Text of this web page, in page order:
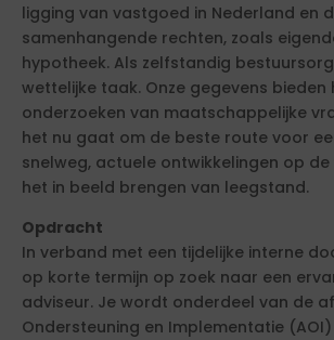
ligging van vastgoed in Nederland en
samenhangende rechten, zoals
hypotheek. Als zelfstandig
wettelijke taak. Onze gegevens bieden
onderzoeken van maatschappelijke
het nu gaat om de beste route voor
snelweg, actuele ontwikkelingen op
het in beeld brengen van leegstand.
Opdracht
In verband met een tijdelijke interne
op korte termijn op zoek naar een
adviseur. Je wordt onderdeel van de
Ondersteuning en Implementatie